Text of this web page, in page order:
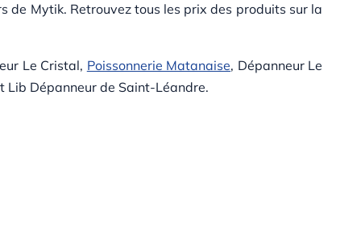
de Mytik. Retrouvez tous les prix des produits sur la
Le Cristal, Poissonnerie Matanaise, Dépanneur Le
Lib Dépanneur de Saint-Léandre.